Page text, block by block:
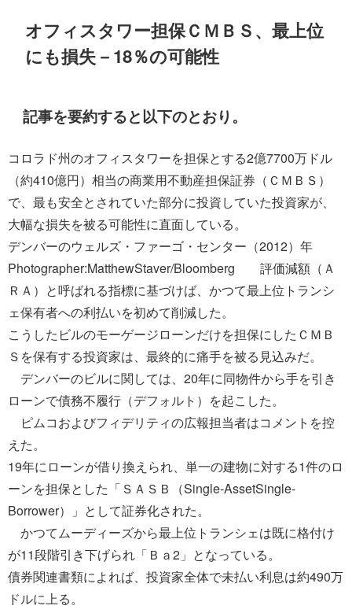
オフィスタワー担保ＣＭＢＳ、最上位
にも損失－18％の可能性
記事を要約すると以下のとおり。
コロラド州のオフィスタワーを担保とする2億7700万ドル
（約410億円）相当の商業用不動産担保証券（ＣＭＢＳ）
で、最も安全とされていた部分に投資していた投資家が、
大幅な損失を被る可能性に直面している。
デンバーのウェルズ・ファーゴ・センター（2012）年
Photographer:MatthewStaver/Bloomberg 評価減額（Ａ
ＲＡ）と呼ばれる指標に基づけば、かつて最上位トランシ
ェ保有者への利払いを初めて削減した。
こうしたビルのモーゲージローンだけを担保にしたＣＭＢ
Ｓを保有する投資家は、最終的に痛手を被る見込みだ。
デンバーのビルに関しては、20年に同物件から手を引き
ローンで債務不履行（デフォルト）を起こした。
ピムコおよびフィデリティの広報担当者はコメントを控
えた。
19年にローンが借り換えられ、単一の建物に対する1件のロ
ーンを担保とした「ＳＡＳＢ（Single-AssetSingle-
Borrower）」として証券化された。
かつてムーディーズから最上位トランシェは既に格付け
が11段階引き下げられ「Ｂａ2」となっている。
債券関連書類によれば、投資家全体で未払い利息は約490万
ドルに上る。